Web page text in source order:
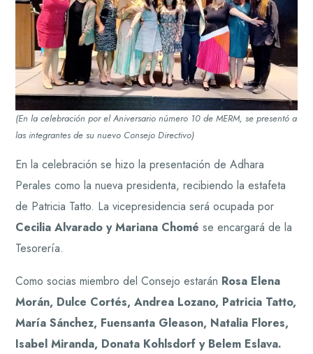
(En la celebración por el Aniversario número 10 de MERM, se presentó a
las integrantes de su nuevo Consejo Directivo)
En la celebración se hizo la presentación de Adhara
Perales como la nueva presidenta, recibiendo la estafeta
de Patricia Tatto. La vicepresidencia será ocupada por
Cecilia Alvarado y Mariana Chomése encargará de la
Tesorería.
Como socias miembro del Consejo estarán Rosa Elena
Morán, Dulce Cortés, Andrea Lozano, Patricia Tatto,
María Sánchez, Fuensanta Gleason, Natalia Flores,
Isabel Miranda, Donata Kohlsdorf y Belem Eslava.